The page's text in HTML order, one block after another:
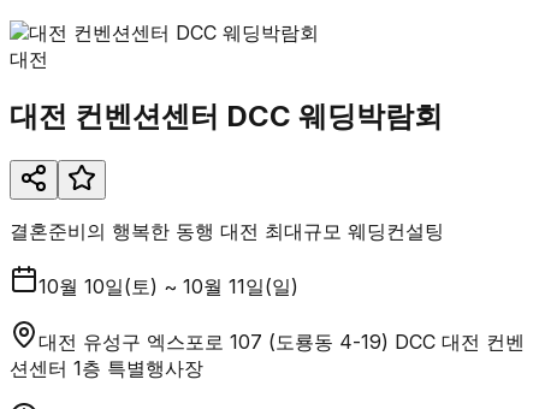
대전
대전 컨벤션센터 DCC 웨딩박람회
결혼준비의 행복한 동행 대전 최대규모 웨딩컨설팅
10월 10일(토) ~ 10월 11일(일)
대전 유성구 엑스포로 107 (도룡동 4-19) DCC 대전 컨벤
션센터 1층 특별행사장